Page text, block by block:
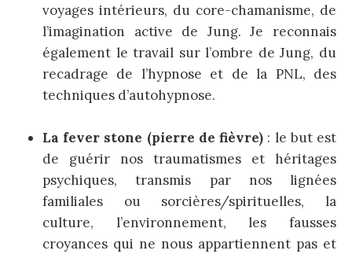
voyages intérieurs, du core-chamanisme, de
l’imagination active de Jung. Je reconnais
également le travail sur l’ombre de Jung, du
recadrage de l’hypnose et de la PNL, des
techniques d’autohypnose.
La fever stone (pierre de fièvre) : le but est
de guérir nos traumatismes et héritages
psychiques, transmis par nos lignées
familiales ou sorcières/spirituelles, la
culture, l’environnement, les fausses
croyances qui ne nous appartiennent pas et